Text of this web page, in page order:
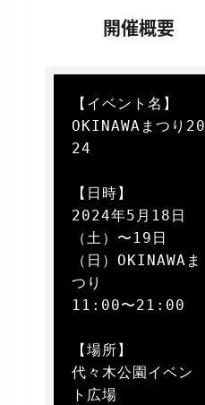
開催概要
【イベント名】
OKINAWAまつり20
24
【日時】
2024年5月18日
（土）〜19日
（日）OKINAWAま
つり
11:00〜21:00
【場所】
代々木公園イベン
ト広場